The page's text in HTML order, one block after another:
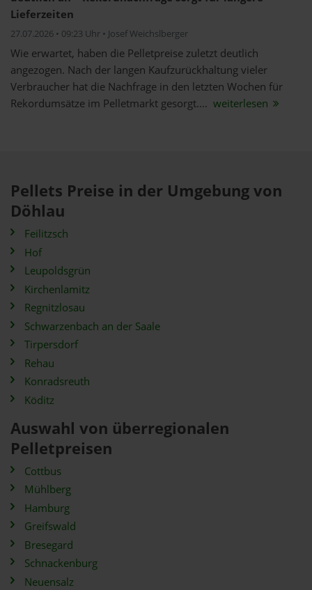
Lieferzeiten
27.07.2026 • 09:23 Uhr • Josef Weichslberger
Wie erwartet, haben die Pelletpreise zuletzt deutlich
angezogen. Nach der langen Kaufzurückhaltung vieler
Verbraucher hat die Nachfrage in den letzten Wochen für
Rekordumsätze im Pelletmarkt gesorgt.... weiterlesen
Pellets Preise in der Umgebung von
Döhlau
Feilitzsch
Hof
Leupoldsgrün
Kirchenlamitz
Regnitzlosau
Schwarzenbach an der Saale
Tirpersdorf
Rehau
Konradsreuth
Köditz
Auswahl von überregionalen
Pelletpreisen
Cottbus
Mühlberg
Hamburg
Greifswald
Bresegard
Schnackenburg
Neuensalz